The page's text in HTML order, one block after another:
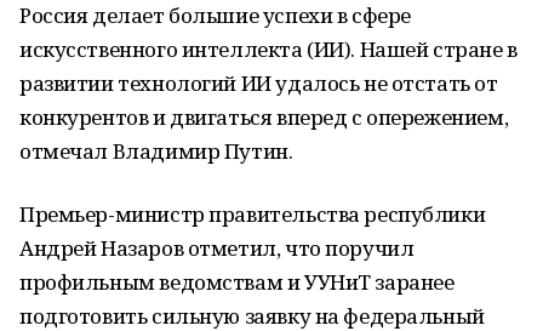
Россия делает большие успехи в сфере
искусственного интеллекта (ИИ). Нашей стране в
развитии технологий ИИ удалось не отстать от
конкурентов и двигаться вперед с опережением,
отмечал Владимир Путин.
Премьер-министр правительства республики
Андрей Назаров отметил, что поручил
профильным ведомствам и УУНиТ заранее
подготовить сильную заявку на федеральный